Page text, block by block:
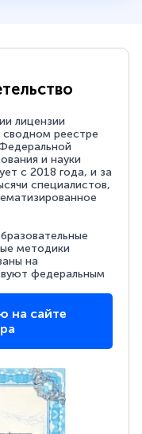
лицензии
реестре
и науки
с 2018 года, и за
специалистов,
методики
на
федеральным
на сайте